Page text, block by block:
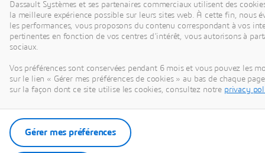
Dassault Systèmes et ses partenaires commerciaux utilisent des
la meilleure expérience possible sur leurs sites web. À cette fin, nous
les performances, vous proposons du contenu correspondant à vos
pertinentes en fonction de vos centres d'intérêt, vous autorisons à
sociaux.
Vos préférences sont conservées pendant 6 mois et vous pouvez les
sur le lien « Gérer mes préférences de cookies » au bas de chaque
sur la façon dont ce site utilise les cookies, consultez notre privacy
Gérer mes préférences